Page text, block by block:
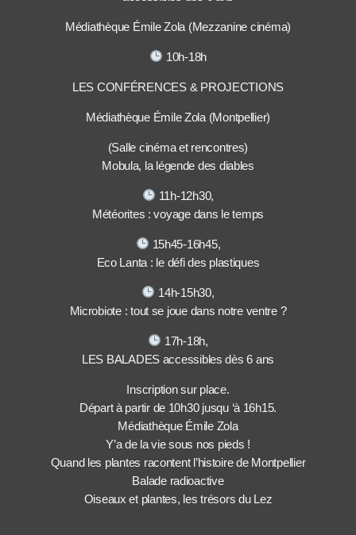
Médiathèque Émile Zola (Mezzanine cinéma)
10h-18h
LES CONFÉRENCES & PROJECTIONS
Médiathèque Émile Zola (Montpellier)
(Salle cinéma et rencontres)
Mobula, la légende des diables
11h-12h30,
Météorites : voyage dans le temps
15h45-16h45,
Eco Lanta : le défi des plastiques
14h-15h30,
Microbiote : tout se joue dans notre ventre ?
17h-18h,
LES BALADES accessibles dès 6 ans
Inscription sur place.
Départ à partir de 10h30 jusqu ‘à 16h15.
Médiathèque Émile Zola
Y’a de la vie sous nos pieds !
Quand les plantes racontent l’histoire de Montpellier
Balade radioactive
Oiseaux et plantes, les trésors du Lez